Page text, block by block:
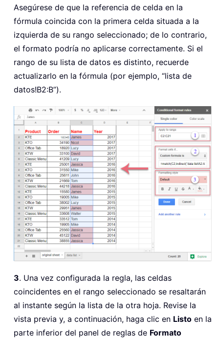
Asegúrese de que la referencia de celda en la
fórmula coincida con la primera celda situada a la
izquierda de su rango seleccionado; de lo contrario,
el formato podría no aplicarse correctamente. Si el
rango de su lista de datos es distinto, recuerde
actualizarlo en la fórmula (por ejemplo, “lista de
datos!B2:B”).
3. Una vez configurada la regla, las celdas
coincidentes en el rango seleccionado se resaltarán
al instante según la lista de la otra hoja. Revise la
vista previa y, a continuación, haga clic en Listo en la
parte inferior del panel de reglas de Formato